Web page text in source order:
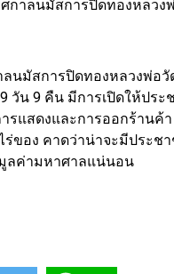
กาลนมัสการปิดทองหลวง
นมัสการปิดทองหลวงพ่อ
วัน 9 คืน มีการเปิดให้ปร
รแสดงและการออกร้าน
ร่ของ คาดว่าน่าจะมีปร
ลค่ามหาศาลแน่นอน